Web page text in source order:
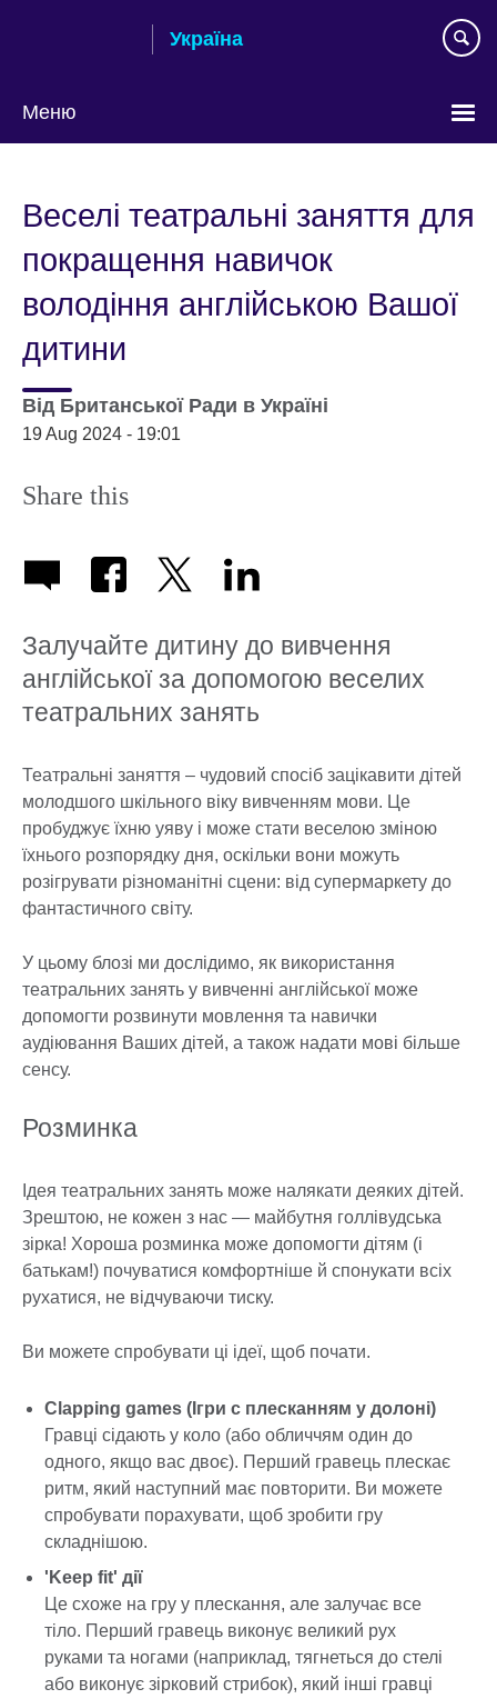
Україна
Меню
language
Веселі театральні заняття для
покращення навичок
володіння англійською Вашої
дитини
Від Британської Ради в Україні
19 Aug 2024 - 19:01
Share this
Залучайте дитину до вивчення
англійської за допомогою веселих
театральних занять
Театральні заняття – чудовий спосіб зацікавити дітей
молодшого шкільного віку вивченням мови. Це
пробуджує їхню уяву і може стати веселою зміною
їхнього розпорядку дня, оскільки вони можуть
розігрувати різноманітні сцени: від супермаркету до
фантастичного світу.
У цьому блозі ми дослідимо, як використання
театральних занять у вивченні англійської може
допомогти розвинути мовлення та навички
аудіювання Ваших дітей, а також надати мові більше
сенсу.
Розминка
Ідея театральних занять може налякати деяких дітей.
Зрештою, не кожен з нас — майбутня голлівудська
зірка! Хороша розминка може допомогти дітям (і
батькам!) почуватися комфортніше й спонукати всіх
рухатися, не відчуваючи тиску.
Ви можете спробувати ці ідеї, щоб почати.
Clapping games (Ігри с плесканням у долоні)
Гравці сідають у коло (або обличчям один до
одного, якщо вас двоє). Перший гравець плескає
ритм, який наступний має повторити. Ви можете
спробувати порахувати, щоб зробити гру
складнішою.
'Keep fit' дії
Це схоже на гру у плескання, але залучає все
тіло. Перший гравець виконує великий рух
руками та ногами (наприклад, тягнеться до стелі
або виконує зірковий стрибок), який інші гравці